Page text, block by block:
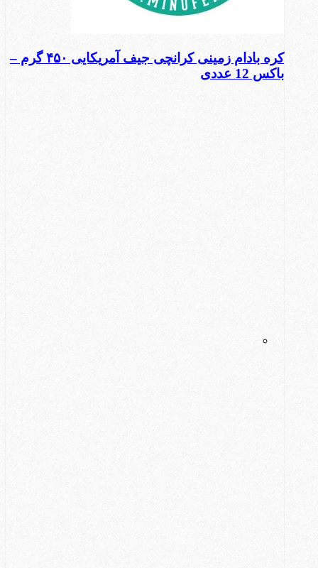
کره بادام زمینی کرانچی جیف آمریکایی ۴۵۰ گرم –
باکس 12 عددی